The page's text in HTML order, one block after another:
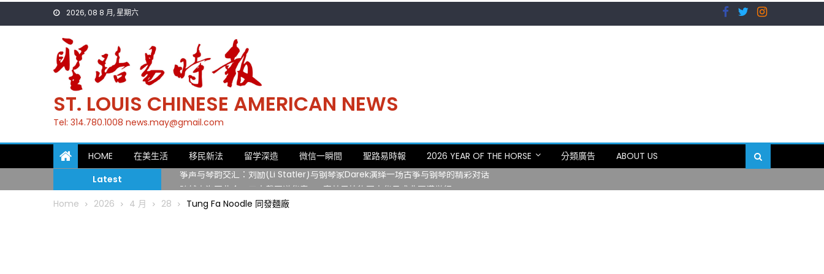
2026, 08 8 月, 星期六
ST. LOUIS CHINESE AMERICAN NEWS
Tel: 314.780.1008 news.may@gmail.com
HOME 在美生活 移民新法 留学深造 微信一瞬間 聖路易時報 2026 YEAR OF THE HORSE 分類廣告
ABOUT US
Latest
一晃三十年，初夏又相逢。中华日，等你来赴约 —— 密苏里植物园“中华日三十周年特别报道（五）
筝声与琴韵交汇：刘励(Li Statler)与钢琴家Darek演绎一场古筝与钢琴的精彩对话
跨越山海同此会，三十载再谱华章——密苏里植物园中华日盛典圆满举行
圣路易龙舟俱乐部5月16日龙舟体验日 邀请各界亲身体验划行乐趣 + 水上竞速魅力
三十二载跨越时空的相逢
Home 2026 4 月 28 Tung Fa Noodle 同發麵廠